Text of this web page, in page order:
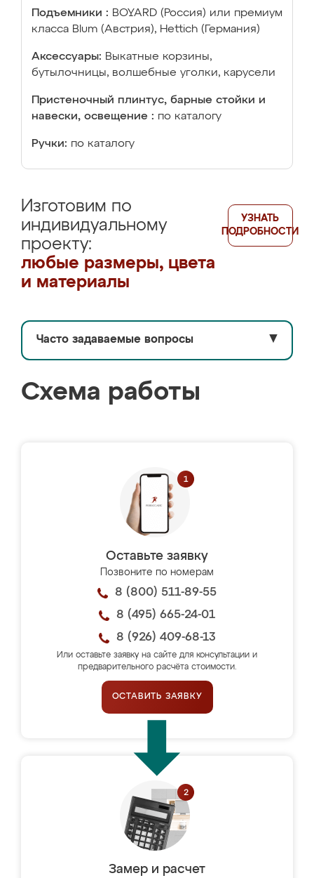
Подъемники : BOYARD (Россия) или премиум
класса Blum (Австрия), Hettich (Германия)
Аксессуары: Выкатные корзины,
бутылочницы, волшебные уголки, карусели
Пристеночный плинтус, барные стойки и
навески, освещение : по каталогу
Ручки: по каталогу
Изготовим по
индивидуальному
проекту:
любые размеры, цвета
и материалы
УЗНАТЬ
ПОДРОБНОСТИ
Часто задаваемые вопросы ▼
Схема работы
Оставьте заявку
Позвоните по номерам
8 (800) 511-89-55
8 (495) 665-24-01
8 (926) 409-68-13
Или оставьте заявку на сайте для консультации и
предварительного расчёта стоимости.
ОСТАВИТЬ ЗАЯВКУ
Замер и расчет